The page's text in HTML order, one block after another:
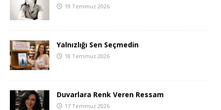
19 Temmuz 2026
Yalnızlığı Sen Seçmedin
18 Temmuz 2026
Duvarlara Renk Veren Ressam
17 Temmuz 2026